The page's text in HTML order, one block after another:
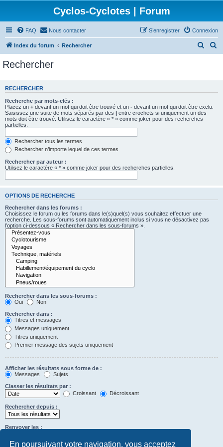
En poursuivant votre navigation, vous acceptez
Cyclos-Cyclotes | Forum
FAQ Nous contacter Connexion
S’enregistrer
Index du forum Rechercher
e
e
r
c
Rechercher
RECHERCHER
Recherche par mots-clés :
Placez un + devant un mot qui doit être trouvé et un - devant un mot qui doit être exclu.
Saisissez une suite de mots séparés par des | entre crochets si uniquement un des
mots doit être trouvé. Utilisez le caractère « * » comme joker pour des recherches
partielles.
Rechercher tous les termes
Rechercher n’importe lequel de ces termes
Rechercher par auteur :
Utilisez le caractère « * » comme joker pour des recherches partielles.
OPTIONS DE RECHERCHE
Rechercher dans les forums :
Choisissez le forum ou les forums dans le(s)quel(s) vous souhaitez effectuer une
recherche. Les sous-forums sont automatiquement inclus si vous ne désactivez pas
l’option ci-dessous « Rechercher dans les sous-forums ».
Rechercher dans les sous-forums :
Oui
Non
Rechercher dans :
Titres et messages
Messages uniquement
Titres uniquement
Premier message des sujets uniquement
Afficher les résultats sous forme de :
Messages
Sujets
Classer les résultats par :
Croissant
Décroissant
Rechercher depuis :
Renvoyer les :